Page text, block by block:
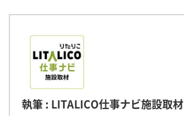
執筆 : LITALICO仕事ナビ施設取材